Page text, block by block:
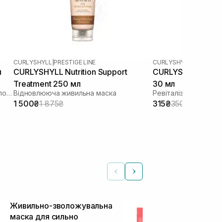
Крем концентрат для укріплення волосся
CURLYSHYLL PRESTIGE LINE
CURLYSHYLL Nutrition Support
Treatment 250 мл
Відновлююча живильна маска
1 500₴1 875₴
CURLYSHYLL
CURLYSHYLL
30 мл
315₴350₴
Живильно-зволожувальна
маска для сильно